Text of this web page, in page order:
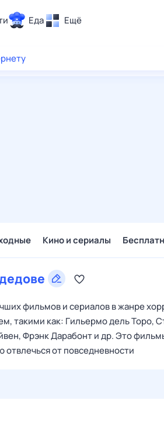
Еда Ещё
Кино и сериалы
фильмов и сериалов в жанре
такими как: Гильермо дель Торо,
Фрэнк Дарабонт и др. Это
отвлечься от повседневности